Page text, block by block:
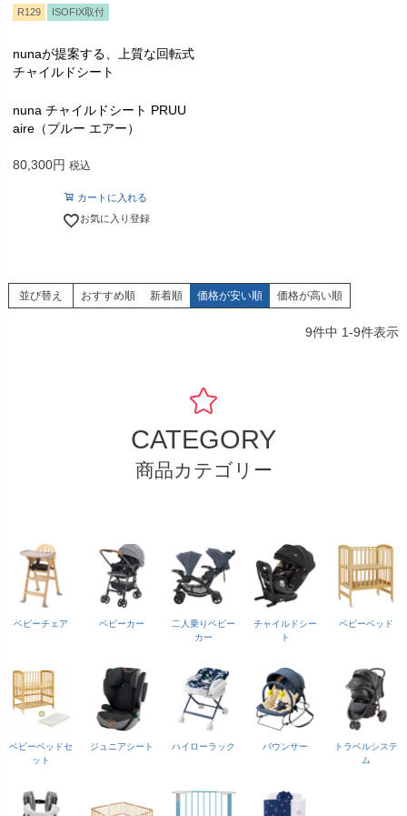
R129 ISOFIX取付
nunaが提案する、上質な回転式
チャイルドシート
nuna チャイルドシート PRUU
aire（プルー エアー）
80,300 税込
カートに入れる
お気に入り登録
並び替え おすすめ順 新着順 価格が安い順 価格が高い順
9件中 1-9件表示
CATEGORY
商品カテゴリー
ベビーチェア ベビーカー
二人乗りベビー
カー
チャイルドシー
ト
ベビーベッド
ベビーベッドセ
ット
ジュニアシート ハイローラック バウンサー
トラベルシステ
ム